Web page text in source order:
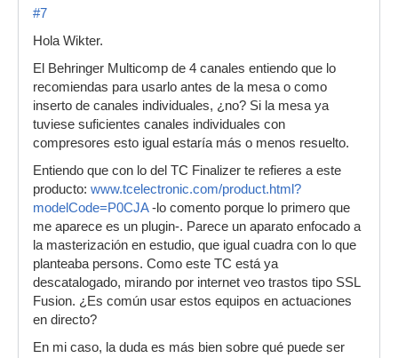
#7
Hola Wikter.
El Behringer Multicomp de 4 canales entiendo que lo
recomiendas para usarlo antes de la mesa o como
inserto de canales individuales, ¿no? Si la mesa ya
tuviese suficientes canales individuales con
compresores esto igual estaría más o menos resuelto.
Entiendo que con lo del TC Finalizer te refieres a este
producto: www.tcelectronic.com/product.html?
modelCode=P0CJA-lo comento porque lo primero que
me aparece es un plugin-. Parece un aparato enfocado a
la masterización en estudio, que igual cuadra con lo que
planteaba persons. Como este TC está ya
descatalogado, mirando por internet veo trastos tipo SSL
Fusion. ¿Es común usar estos equipos en actuaciones
en directo?
En mi caso, la duda es más bien sobre qué puede ser